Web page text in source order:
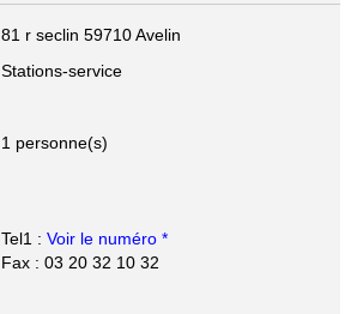
81 r seclin59710 Avelin
Stations-service
1 personne(s)
Tel1 :Voir le numéro *
Fax : 03 20 32 10 32